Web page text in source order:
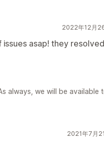
2022年12月
asap! they resolved
always, we will be available
2021年7月